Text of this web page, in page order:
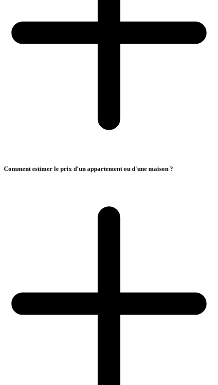
Comment estimer le prix d'un appartement ou d'une maison ?